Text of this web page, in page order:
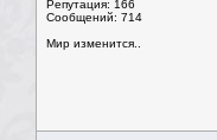
Репутация: 166
Сообщений: 714
Мир изменится..